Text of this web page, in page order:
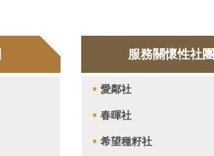
服務關懷性社團
愛鄰社
春暉社
希望種籽社